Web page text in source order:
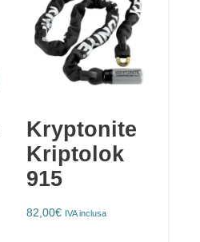
Kryptonite
Kriptolok
915
82,00€ IVA inclusa